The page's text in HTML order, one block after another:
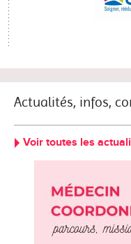
Actualités, infos,
Voir toutes les